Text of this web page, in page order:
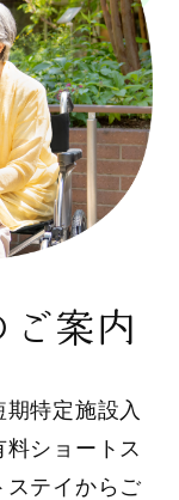
ご案内
特定施設入
ショートス
ステイからご